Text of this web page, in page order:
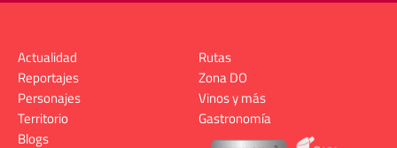
Actualidad
Reportajes
Personajes
Territorio
Rutas
Zona DO
Vinos y más
Gastronomía
Blogs